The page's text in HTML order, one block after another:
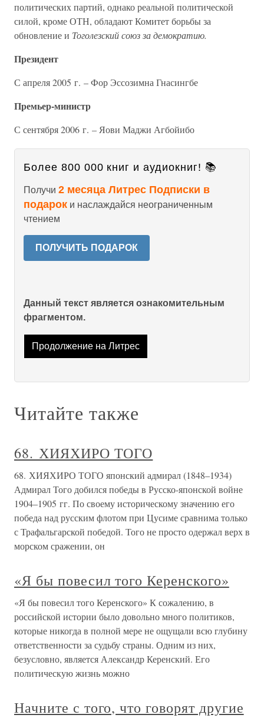
политических партий, однако реальной политической
силой, кроме ОТН, обладают Комитет борьбы за
обновление и Тоголезский союз за демократию.
Президент
С апреля 2005 г. – Фор Эссозимна Гнасингбе
Премьер-министр
С сентября 2006 г. – Яови Маджи Агбойибо
Более 800 000 книг и аудиокниг! 📚
Получи 2 месяца Литрес Подписки в
подарок и наслаждайся неограниченным
чтением
ПОЛУЧИТЬ ПОДАРОК
Данный текст является ознакомительным
фрагментом.
Продолжение на Литрес
Читайте также
68. ХИЯХИРО ТОГО
68. ХИЯХИРО ТОГО японский адмирал (1848–1934)
Адмирал Того добился победы в Русско-японской войне
1904–1905 гг. По своему историческому значению его
победа над русским флотом при Цусиме сравнима только
с Трафальгарской победой. Того не просто одержал верх в
морском сражении, он
«Я бы повесил того Керенского»
«Я бы повесил того Керенского» К сожалению, в
российской истории было довольно много политиков,
которые никогда в полной мере не ощущали всю глубину
ответственности за судьбу страны. Одним из них,
безусловно, является Александр Керенский. Его
политическую жизнь можно
Начните с того, что говорят другие